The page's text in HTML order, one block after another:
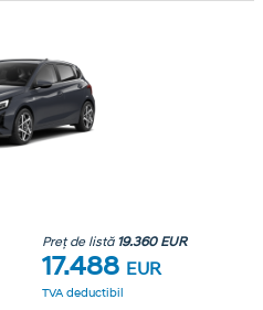
Preț de listă 19.360 EUR
17.488 EUR
TVA deductibil